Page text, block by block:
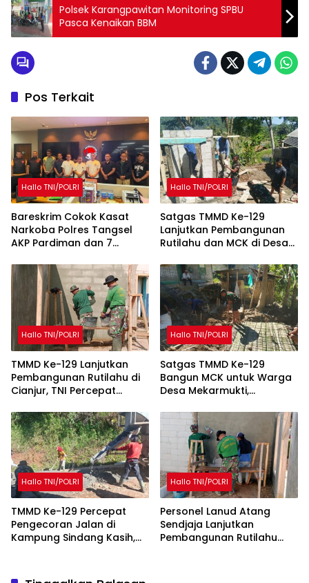
Polsek Karangpawitan Monitoring SPBU
Pasca Kenaikan BBM
Pos Terkait
Hallo TNI/POLRI
Bareskrim Cokok Kasat
Narkoba Polres Tangsel
AKP Pardiman dan 7
Hallo TNI/POLRI
Satgas TMMD Ke-129
Lanjutkan Pembangunan
Rutilahu dan MCK di Desa
Hallo TNI/POLRI
TMMD Ke-129 Lanjutkan
Pembangunan Rutilahu di
Cianjur, TNI Percepat
Hunian Warga
Hallo TNI/POLRI
Satgas TMMD Ke-129
Bangun MCK untuk Warga
Desa Mekarmukti,
Layak
Hallo TNI/POLRI
TMMD Ke-129 Percepat
Pengecoran Jalan di
Kampung Sindang Kasih,
Hallo TNI/POLRI
Personel Lanud Atang
Sendjaja Lanjutkan
Pembangunan Rutilahu